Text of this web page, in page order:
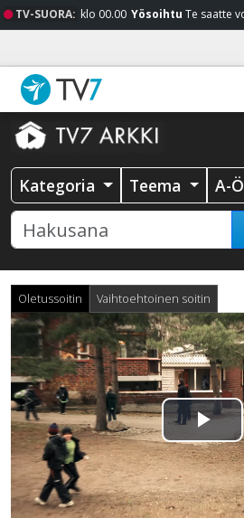
TV-SUORA: klo 00.00 Yösoihtu Te saatte
Kategoria Teema A-
Oletussoitin Vaihtoehtoinen soitin